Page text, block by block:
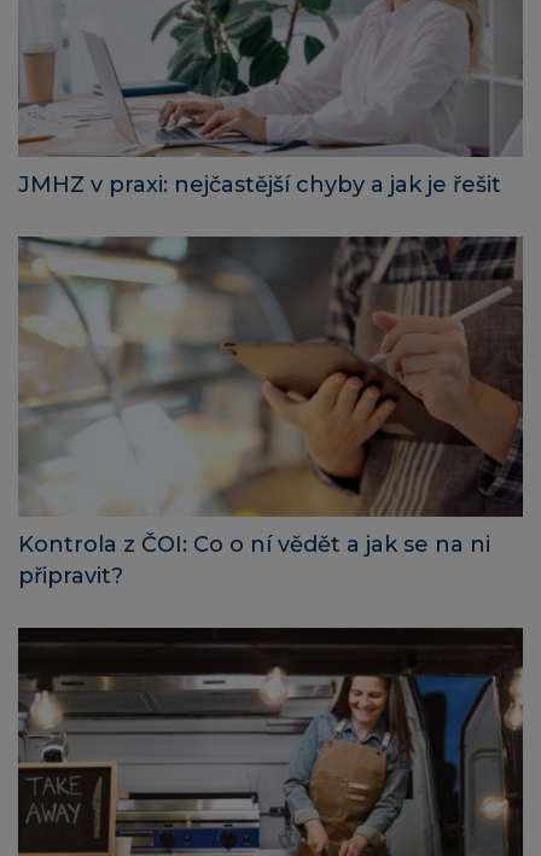
JMHZ v praxi: nejčastější chyby a jak je řešit
Kontrola z ČOI: Co o ní vědět a jak se na ni
připravit?